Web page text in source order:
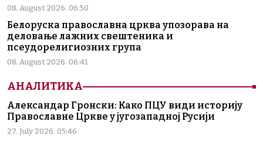
08. August 2026. 06:50
Белоруска православна црква упозорава на
деловање лажних свештеника и
псеудорелигиозних група
08. August 2026. 06:41
АНАЛИТИКА
Александар Гронски: Како ПЦУ види историју
Православне Цркве у југозападној Русији
27. July 2026. 05:46